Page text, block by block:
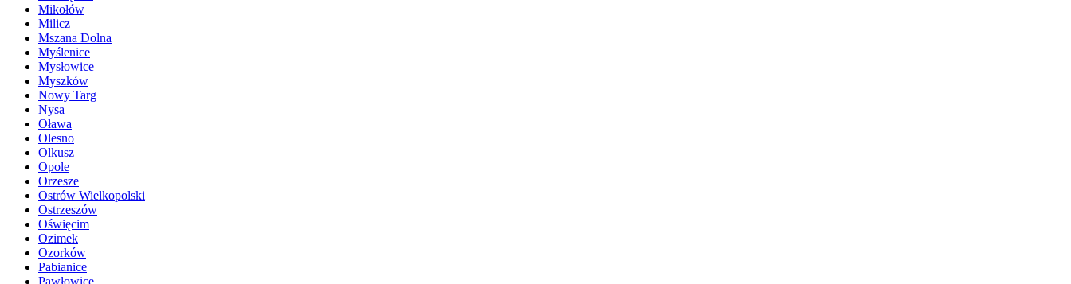
Mikołów
Milicz
Mszana Dolna
Myślenice
Mysłowice
Myszków
Nowy Targ
Nysa
Oława
Olesno
Olkusz
Opole
Orzesze
Ostrów Wielkopolski
Ostrzeszów
Oświęcim
Ozimek
Ozorków
Pabianice
Pawłowice